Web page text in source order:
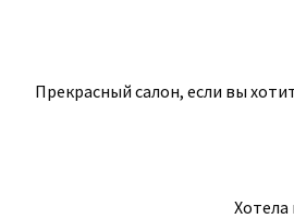
Прекрасный салон, если вы